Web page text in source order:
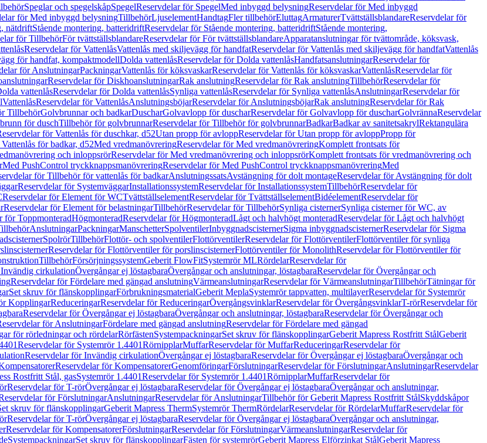
Speglar och spegelskåpSpegelReservdelar för SpegelMed inbyggd belysningReservdelar för Med inbyggd
för Med inbyggd belysningTillbehörLjuselementHandtagFler tillbehörEluttagArmaturerTvättställsblandareReservdelar för
nätdriftStående montering, batteridriftReservdelar för Stående montering, batteridriftStående montering,
för TillbehörFör tvättställsblandareReservdelar för För tvättställsblandareApparatanslutningar för tvättområde, köksvask,
Reservdelar för VattenlåsVattenlås med skiljevägg för handfatReservdelar för Vattenlås med skiljevägg för handfatVattenlås
för handfat, kompaktmodellDolda vattenlåsReservdelar för Dolda vattenlåsHandfatsanslutningarReservdelar för
för AnslutningarPackningarVattenlås för köksvaskarReservdelar för Vattenlås för köksvaskarVattenlåsReservdelar för
Reservdelar för DiskhoanslutningarRak anslutningReservdelar för Rak anslutningTillbehörReservdelar för
vattenlåsReservdelar för Dolda vattenlåsSynliga vattenlåsReservdelar för Synliga vattenlåsAnslutningarReservdelar för
VattenlåsReservdelar för VattenlåsAnslutningsböjarReservdelar för AnslutningsböjarRak anslutningReservdelar för Rak
TillbehörGolvbrunnar och badkarDuscharGolvavlopp för duscharReservdelar för Golvavlopp för duscharGolvrännaReservdelar
för duschTillbehör för golvbrunnarReservdelar för Tillbehör för golvbrunnarBadkarBadkar av sanitetsakrylRektangulära
för Vattenlås för duschkar, d52Utan propp för avloppReservdelar för Utan propp för avloppPropp för
för badkar, d52Med vredmanövreringReservdelar för Med vredmanövreringKomplett frontsats för
och inloppsrörReservdelar för Med vredmanövrering och inloppsrörKomplett frontsats för vredmanövrering och
Med PushControl tryckknappsmanövreringReservdelar för Med PushControl tryckknappsmanövreringMed
för Tillbehör för vattenlås för badkarAnslutningssatsAvstängning för dolt montageReservdelar för Avstängning för dolt
Reservdelar för SystemväggarInstallationssystemReservdelar för InstallationssystemTillbehörReservdelar för
Reservdelar för Element för WCTvättställselementReservdelar för TvättställselementBidéelementReservdelar för
Reservdelar för Element för belastningarTillbehörReservdelar för TillbehörSynliga cisternerSynliga cisterner för WC, av
för ToppmonteradHögmonteradReservdelar för HögmonteradLågt och halvhögt monteradReservdelar för Lågt och halvhögt
AnslutningarPackningarManschetterSpolventilerInbyggnadscisternerSigma inbyggnadscisternerReservdelar för Sigma
SpolrörTillbehörFlottör- och spolventilerFlottörventilerReservdelar för FlottörventilerFlottörventiler för synliga
Reservdelar för Flottörventiler för porslinscisternerFlottörventiler för MonolithReservdelar för Flottörventiler för
TillbehörFörsörjningssystemGeberit FlowFitSystemrör MLRördelarReservdelar för
cirkulationÖvergångar ej löstagbaraÖvergångar och anslutningar, löstagbaraReservdelar för Övergångar och
Reservdelar för Fördelare med gängad anslutningVärmeanslutningarReservdelar för VärmeanslutningarTillbehörTätningar för
Set skruv för flänskopplingarFörbrukningsmaterialGeberit MeplaSystemrör tappvatten, multilayerReservdelar för Systemrör
KopplingarReduceringarReservdelar för ReduceringarÖvergångsvinklarReservdelar för ÖvergångsvinklarT-rörReservdelar för
Reservdelar för Övergångar ej löstagbaraÖvergångar och anslutningar, löstagbaraReservdelar för Övergångar och
för AnslutningarFördelare med gängad anslutningReservdelar för Fördelare med gängad
för rörledningar och rördelarRörfästenSystempackningarSet skruv för flänskopplingarGeberit Mapress Rostfritt StålGeberit
Reservdelar för Systemrör 1.4401RörnipplarMuffarReservdelar för MuffarReduceringarReservdelar för
Reservdelar för Invändig cirkulationÖvergångar ej löstagbaraReservdelar för Övergångar ej löstagbaraÖvergångar och
Reservdelar för KompensatorerGenomföringarFörslutningarReservdelar för FörslutningarAnslutningarReservdelar
Rostfritt Stål, gasSystemrör 1.4401Reservdelar för Systemrör 1.4401RörnipplarMuffarReservdelar för
Reservdelar för T-rörÖvergångar ej löstagbaraReservdelar för Övergångar ej löstagbaraÖvergångar och anslutningar,
för FörslutningarAnslutningarReservdelar för AnslutningarTillbehör för Geberit Mapress Rostfritt StålSkyddskåpor
skruv för flänskopplingarGeberit Mapress ThermSystemrör ThermRördelarReservdelar för RördelarMuffarReservdelar för
Reservdelar för T-rörÖvergångar ej löstagbaraReservdelar för Övergångar ej löstagbaraÖvergångar och anslutningar,
Reservdelar för KompensatorerFörslutningarReservdelar för FörslutningarVärmeanslutningarReservdelar för
SystempackningarSet skruv för flänskopplingarFästen för systemrörGeberit Mapress Elförzinkat StålGeberit Mapress